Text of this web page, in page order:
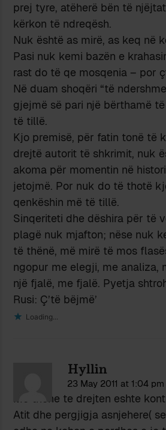
prej tyre, atëherë bën të
kërkon të ndreqësh.
Nuk është as mirë, as keq në
Pasi nuk kemi bazën e
rast do të qe mosqenia – por
Në duam shoqëri “të
gjejmë së pari një bërthamë
të tillë.
Kjo premisë, për fatin tonë të
drejtë autorit të shkrimit, nuk
akoma për momentin në
jetojmë. Por nuk do të thotë
qenkëshin më të tillë.
Sinqeriteti dhe dëshira për të
plagë nuk mjafton; nëse nuk
të thënë, më mirë të mos
ngopur me elegji, me analiza,
një fjalë, me fjalë. Pyetja
Rusi: Ç’të bëjmë’
Loading...
Hyllin
23 May 2011 at 1:04 pm
Me thene te drejten eshte
Atit dhe pergjigja asnjehere(